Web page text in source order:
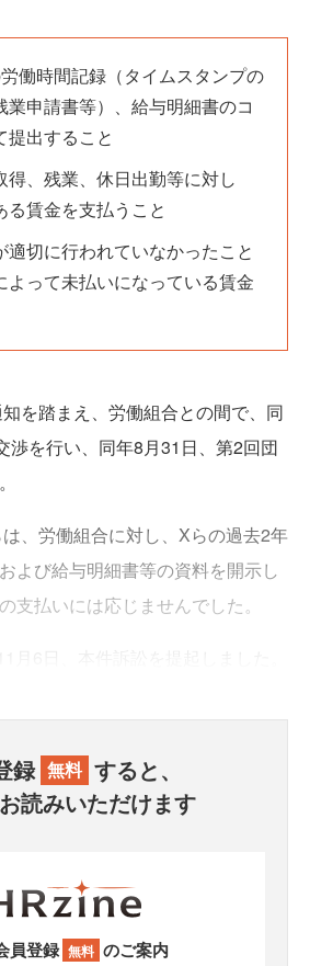
働時間記録（タイムスタンプの
業申請書等）、給与明細書のコ
提出すること
得、残業、休日出勤等に対し
る賃金を支払うこと
適切に行われていなかったこと
よって未払いになっている賃金
を踏まえ、労働組合との間で、同
渉を行い、同年8月31日、第2回団
、労働組合に対し、Xらの過去2年
よび給与明細書等の資料を開示し
支払いには応じませんでした。
録 無料 すると、
読みいただけます
員登録 無料 のご案内